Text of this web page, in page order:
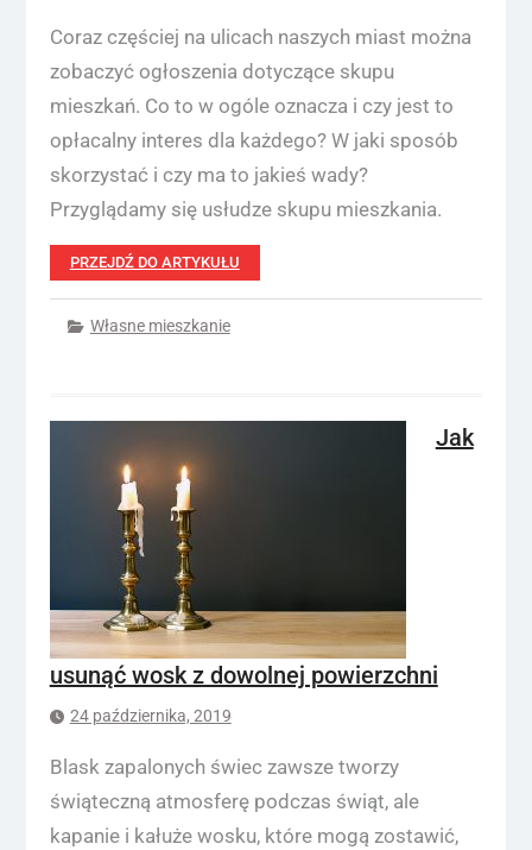
Coraz częściej na ulicach naszych miast można
zobaczyć ogłoszenia dotyczące skupu
mieszkań. Co to w ogóle oznacza i czy jest to
opłacalny interes dla każdego? W jaki sposób
skorzystać i czy ma to jakieś wady?
Przyglądamy się usłudze skupu mieszkania.
PRZEJDŹ DO ARTYKUŁU
Własne mieszkanie
Jak
usunąć wosk z dowolnej powierzchni
24 października, 2019
Blask zapalonych świec zawsze tworzy
świąteczną atmosferę podczas świąt, ale
kapanie i kałuże wosku, które mogą zostawić,